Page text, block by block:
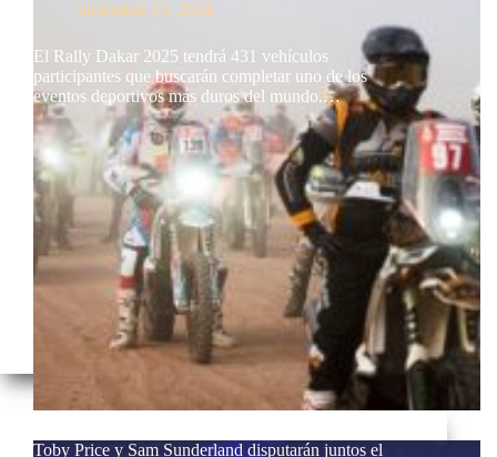
diciembre 13, 2024
El Rally Dakar 2025 tendrá 431 vehículos
participantes que buscarán completar uno de los
eventos deportivos más duros del mundo.…
Toby Price y Sam Sunderland disputarán juntos el